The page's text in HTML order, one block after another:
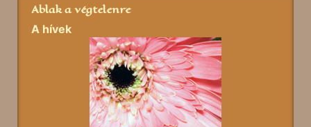
Ablak a végtelenre
A hívek